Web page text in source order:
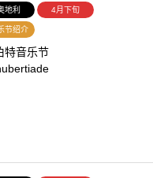
地利 4月下旬
节绍介
特音乐节